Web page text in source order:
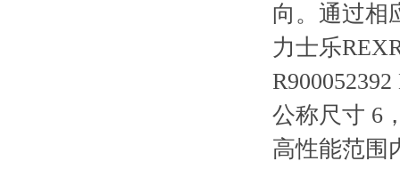
向。通过相
力士乐
公称尺寸 6
高性能范围